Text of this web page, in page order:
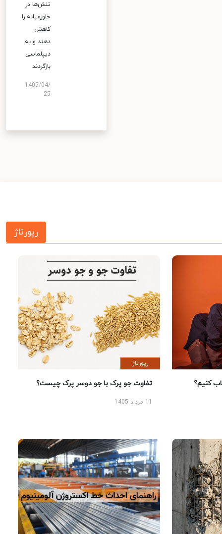
تنش‌ها در
خاورمیانه را
کاهش
دهند و به
دیپلماسی
بازگردند
1405/04/
25
رپورتاژ
کنیم؟
رپورتاژ
تفاوت جو پرک با جو دوسر پرک چیست؟